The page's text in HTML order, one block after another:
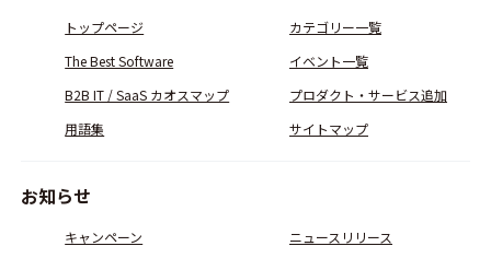
トップページ
カテゴリー一覧
The Best Software
イベント一覧
B2B IT / SaaS カオスマップ
プロダクト・サービス追加
用語集
サイトマップ
お知らせ
キャンペーン ニュースリリース